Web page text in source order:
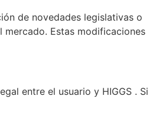
de novedades legislativas o
Estas modificaciones
entre el usuario y HIGGS . Si